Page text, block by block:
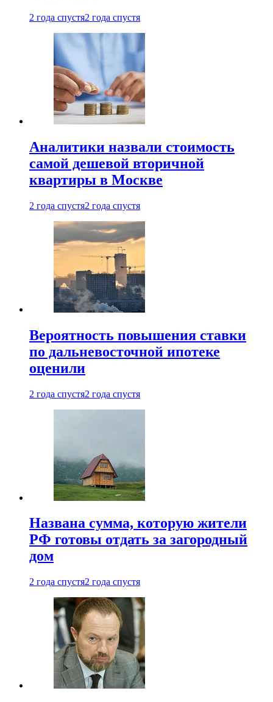
2 года спустя2 года спустя
Аналитики назвали стоимость
самой дешевой вторичной
квартиры в Москве
2 года спустя2 года спустя
Вероятность повышения ставки
по дальневосточной ипотеке
оценили
2 года спустя2 года спустя
Названа сумма, которую жители
РФ готовы отдать за загородный
дом
2 года спустя2 года спустя